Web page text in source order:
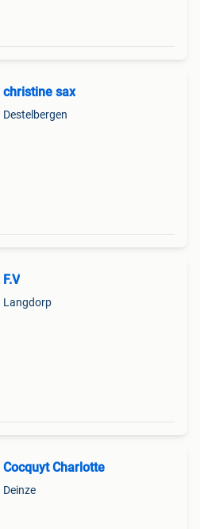
christine sax
Destelbergen
F.V
Langdorp
Cocquyt Charlotte
Deinze